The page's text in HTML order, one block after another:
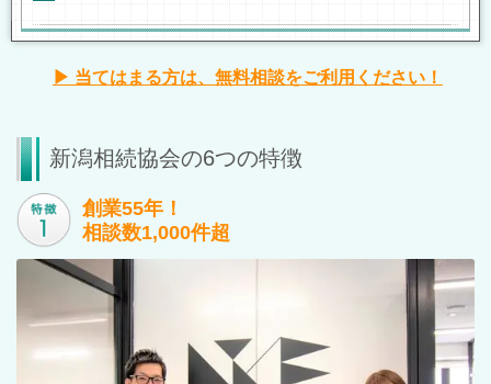
▶ 当てはまる方は、無料相談をご利用ください！
新潟相続協会の6つの特徴
創業55年！
相談数1,000件超